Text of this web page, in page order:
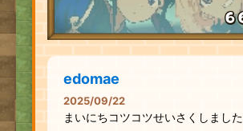
edomae
2025/09/22
まいにちコツコツせいさくしました